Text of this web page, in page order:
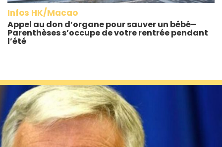
Infos HK/Macao
Appel au don d’organe pour sauver un bébé–
Parenthèses s’occupe de votre rentrée pendant
l’été